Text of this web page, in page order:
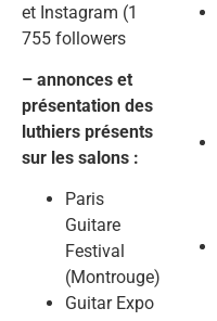
et Instagram (1
755 followers
– annonces et
présentation des
luthiers présents
sur les salons :
Paris
Guitare
Festival
(Montrouge)
Guitar Expo